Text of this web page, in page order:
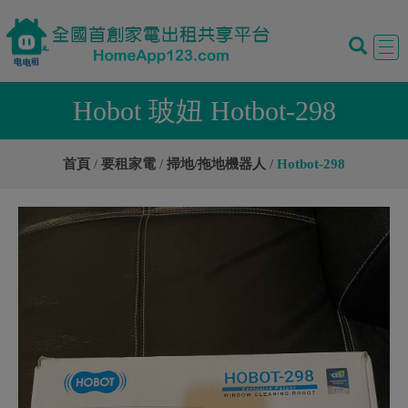
Hobot 玻妞 Hotbot-298
首頁 要租家電 掃地/拖地機器人 Hotbot-298